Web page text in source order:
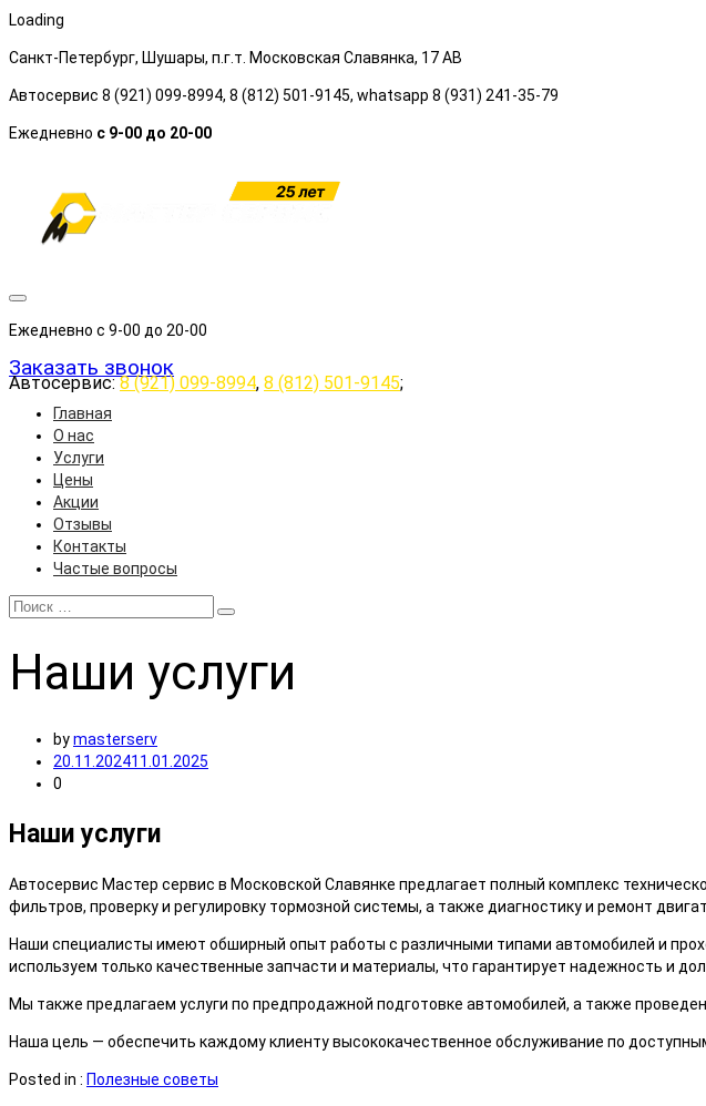
Loading
Санкт-Петербург, Шушары, п.г.т. Московская Славянка, 17 АB
Автосервис 8 (921) 099-8994, 8 (812) 501-9145, whatsapp 8 (931) 241-35-79
Ежедневно с 9-00 до 20-00
Ежедневно с 9-00 до 20-00
Заказать звонок
Автосервис:8 (921) 099-8994, 8 (812) 501-9145;
Главная
О нас
Услуги
Цены
Акции
Отзывы
Контакты
Частые вопросы
Наши услуги
bymasterserv
20.11.202411.01.2025
0
Наши услуги
Автосервис Мастер сервис в Московской Славянке предлагает полный комплекс
фильтров, проверку и регулировку тормозной системы, а также диагностику и ремонт
Наши специалисты имеют обширный опыт работы с различными типами автомобилей и
используем только качественные запчасти и материалы, что гарантирует надежность и
Мы также предлагаем услуги по предпродажной подготовке автомобилей, а также
Наша цель — обеспечить каждому клиенту высококачественное обслуживание по
Posted in : Полезные советы